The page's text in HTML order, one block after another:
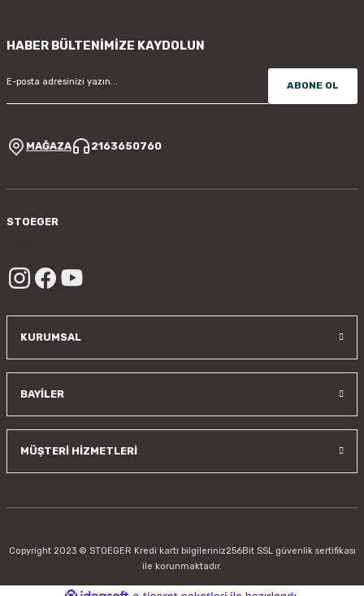
HABER BÜLTENİMİZE KAYDOLUN
ABONE OL
MAĞAZA 2163650760
STOEGER
KURUMSAL
BAYİLER
MÜŞTERİ HİZMETLERİ
Copyright 2023 © STOEGER Kredi kartı bilgileriniz256Bit SSL güvenlik sertifikası
ile korunmaktadır.